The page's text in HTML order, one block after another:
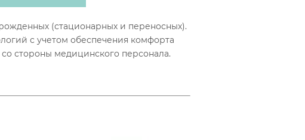
(стационарных и переносных).
с учетом обеспечения комфорта
стороны медицинского персонала.